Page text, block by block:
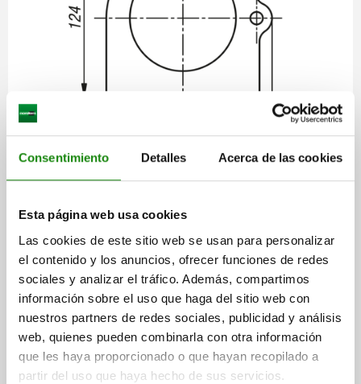
Consentimiento Detalles Acerca de las cookies
Esta página web usa cookies
Las cookies de este sitio web se usan para personalizar
el contenido y los anuncios, ofrecer funciones de redes
sociales y analizar el tráfico. Además, compartimos
información sobre el uso que haga del sitio web con
nuestros partners de redes sociales, publicidad y análisis
web, quienes pueden combinarla con otra información
que les haya proporcionado o que hayan recopilado a
partir del uso que haya hecho de sus servicios.
Descripción
Poliamida PA6.
INDICACIÓN
Elementos de conexión para dar alojamiento y fijar una
cadena portacables o un tubo corrugado.